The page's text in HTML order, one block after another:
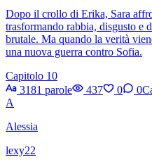
Dopo il crollo di Erika, Sara
trasformando rabbia, disgusto e
brutale. Ma quando la verità
una nuova guerra contro Sofia.
Capitolo 10
3181 parole
437 0 0
A
Alessia
lexy22